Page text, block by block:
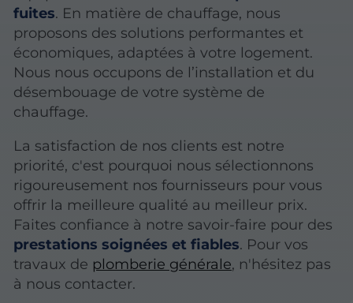
fuites. En matière de chauffage, nous
proposons des solutions performantes et
économiques, adaptées à votre logement.
Nous nous occupons de l’installation et du
désembouage de votre système de
chauffage.
La satisfaction de nos clients est notre
priorité, c'est pourquoi nous sélectionnons
rigoureusement nos fournisseurs pour vous
offrir la meilleure qualité au meilleur prix.
Faites confiance à notre savoir-faire pour des
prestations soignées et fiables. Pour vos
travaux de plomberie générale, n'hésitez pas
à nous contacter.